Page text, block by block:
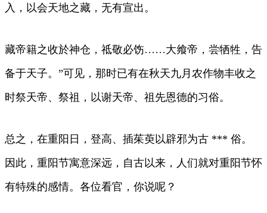
入，以会天地之藏，无有宣出。
藏帝籍之收於神仓，祗敬必饬……大飨帝，尝牺牲，告
备于天子。”可见，那时已有在秋天九月农作物丰收之
时祭天帝、祭祖，以谢天帝、祖先恩德的习俗。
总之，在重阳日，登高、插茱萸以辟邪为古 *** 俗。
因此，重阳节寓意深远，自古以来，人们就对重阳节怀
有特殊的感情。各位看官，你说呢？